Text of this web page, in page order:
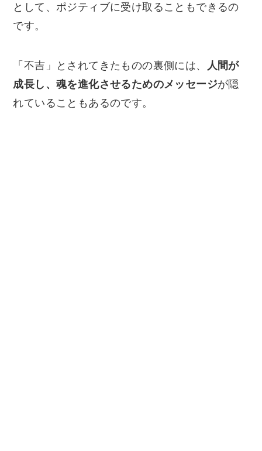
として、ポジティブに受け取ることもできるの
です。
「不吉」とされてきたものの裏側には、
人間が
成長し、魂を進化させるためのメッセージが隠
れていることもあるのです。